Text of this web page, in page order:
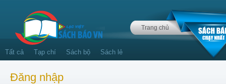
Trang chủ
Tất cả Tạp chí Sách bộ Sách lẻ
Đăng nhập